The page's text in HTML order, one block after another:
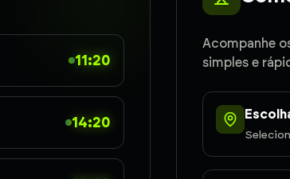
11:20
14:20
Acompanhe
simples e